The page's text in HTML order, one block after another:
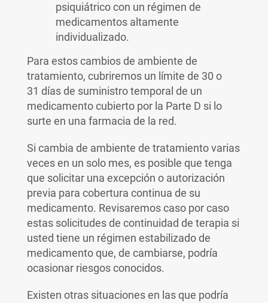
psiquiátrico con un régimen de
medicamentos altamente
individualizado.
Para estos cambios de ambiente de
tratamiento, cubriremos un límite de 30 o
31 días de suministro temporal de un
medicamento cubierto por la Parte D si lo
surte en una farmacia de la red.
Si cambia de ambiente de tratamiento varias
veces en un solo mes, es posible que tenga
que solicitar una excepción o autorización
previa para cobertura continua de su
medicamento. Revisaremos caso por caso
estas solicitudes de continuidad de terapia si
usted tiene un régimen estabilizado de
medicamento que, de cambiarse, podría
ocasionar riesgos conocidos.
Existen otras situaciones en las que podría